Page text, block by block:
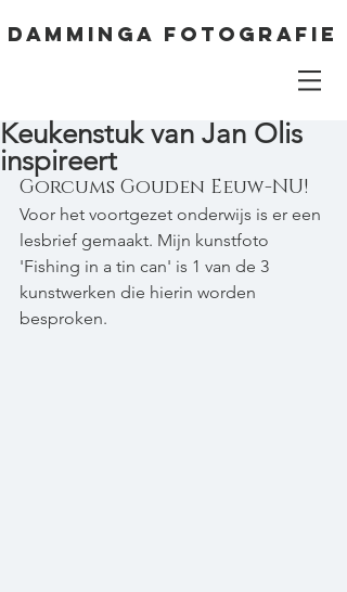
DAMMINGA FOTOGRAFIE
Keukenstuk van Jan Olis
inspireert
Gorcums Gouden Eeuw-NU!
Voor het voortgezet onderwijs is er een
lesbrief gemaakt. Mijn kunstfoto
'Fishing in a tin can' is 1 van de 3
kunstwerken die hierin worden
besproken.